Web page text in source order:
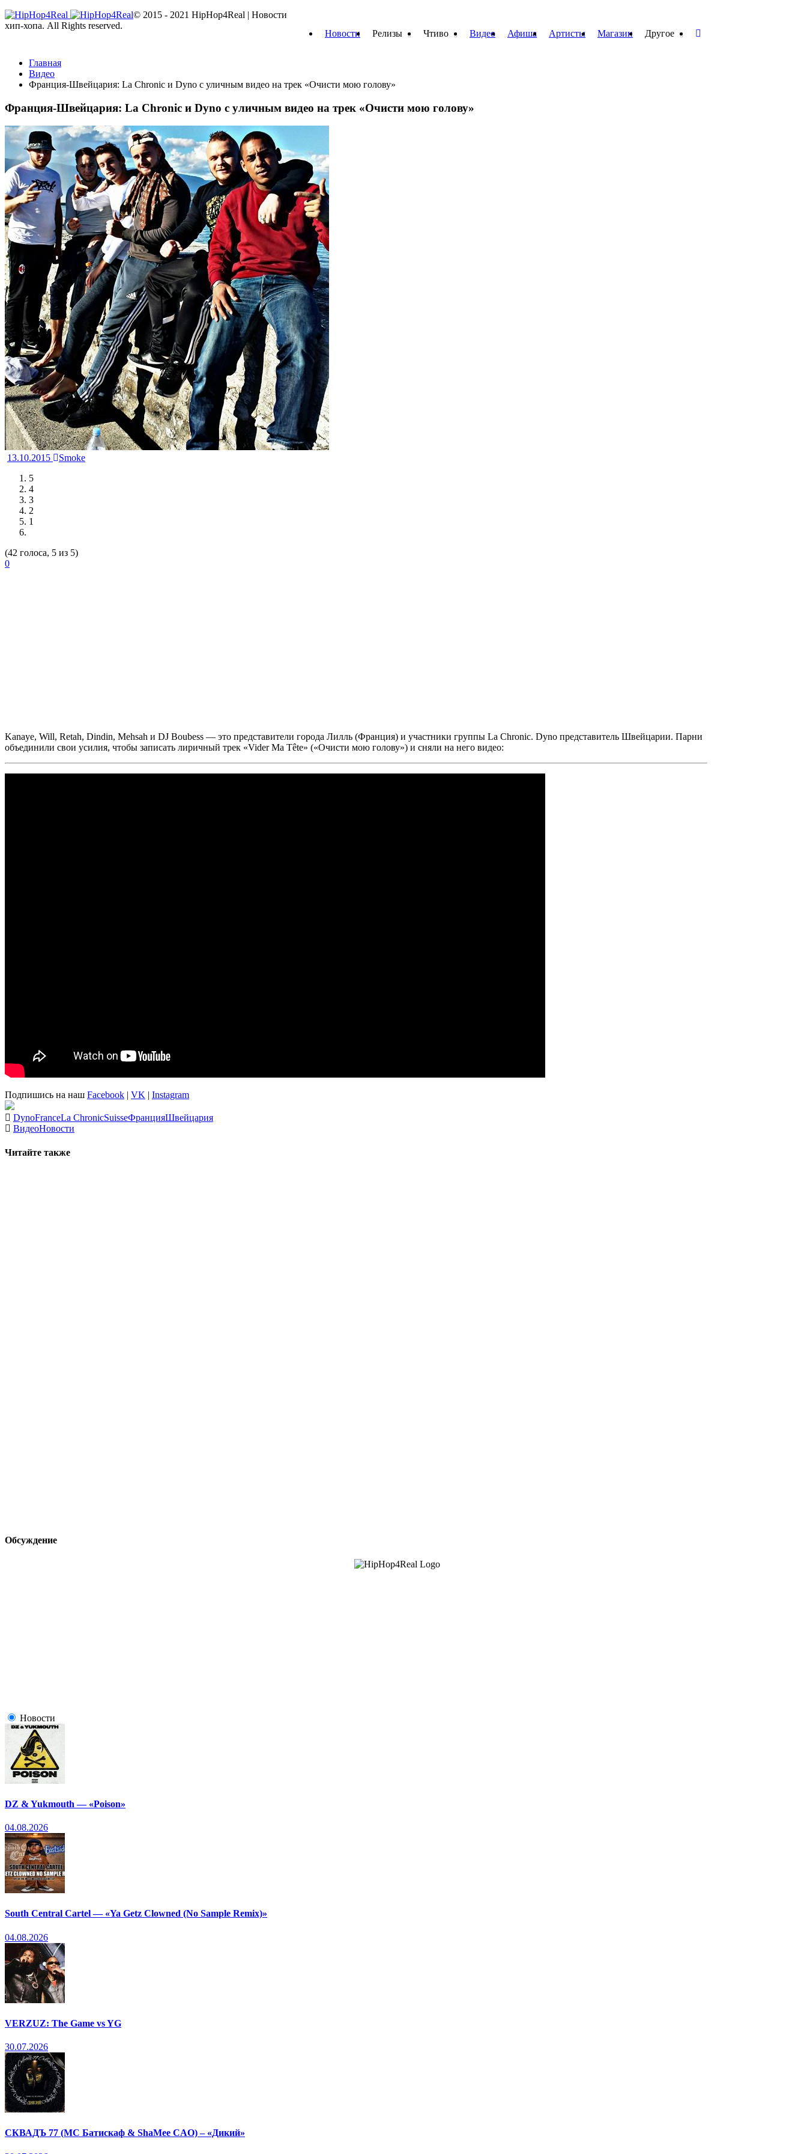
Новости Релизы Чтиво Видео Афиша Артисты Магазин Другое
Главная
Видео
Франция-Швейцария: La Chronic и Dyno с уличным видео на трек «Очисти мою голову»
Франция-Швейцария: La Chronic и Dyno с уличным видео на трек «Очисти мою голову»
13.10.2015
Smoke
5
4
3
2
1
(42 голоса, 5 из 5)
0
Kanaye, Will, Retah, Dindin, Mehsah и DJ Boubess — это представители города Лилль (Франция) и участники группы La Chronic. Dyno представитель Швейцарии. Парни
объединили свои усилия, чтобы записать лиричный трек «Vider Ma Tête» («Очисти мою голову») и сняли на него видео:
Подпишись на наш Facebook | VK | Instagram
DynoFranceLa ChronicSuisseФранцияШвейцария
ВидеоНовости
Читайте также
Обсуждение
Новости
DZ & Yukmouth — «Poison»
04.08.2026
South Central Cartel — «Ya Getz Clowned (No Sample Remix)»
04.08.2026
VERZUZ: The Game vs YG
30.07.2026
СКВАДЪ 77 (МС Батискаф & ShaMee CAO) – «Дикий»
© 2015 - 2021 HipHop4Real | Новости
хип-хопа. All Rights reserved.